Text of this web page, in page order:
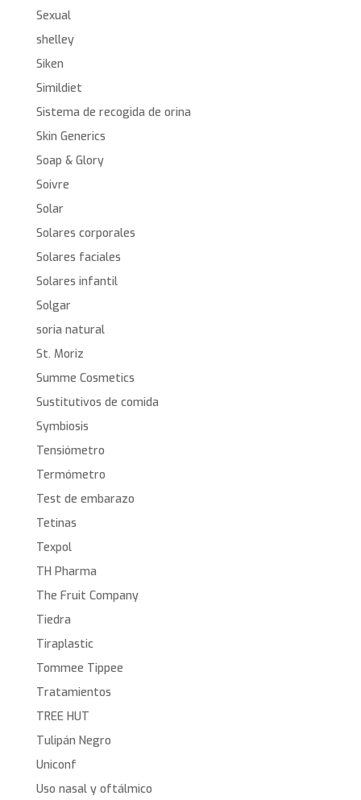
Sexual
shelley
Siken
Simildiet
Sistema de recogida de orina
Skin Generics
Soap & Glory
Soivre
Solar
Solares corporales
Solares faciales
Solares infantil
Solgar
soria natural
St. Moriz
Summe Cosmetics
Sustitutivos de comida
Symbiosis
Tensiómetro
Termómetro
Test de embarazo
Tetinas
Texpol
TH Pharma
The Fruit Company
Tiedra
Tiraplastic
Tommee Tippee
Tratamientos
TREE HUT
Tulipán Negro
Uniconf
Uso nasal y oftálmico